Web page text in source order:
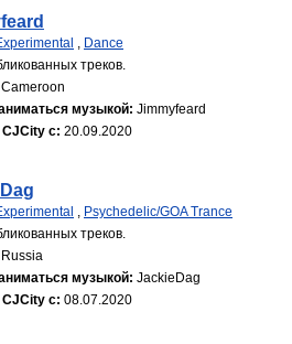
, Dance
треков.
Cameroon
музыкой: Jimmyfeard
с: 20.09.2020
, Psychedelic/GOA Trance
треков.
Russia
музыкой: JackieDag
с: 08.07.2020